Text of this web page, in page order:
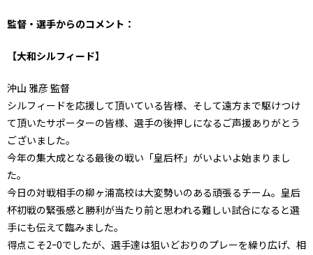
監督・選手からのコメント：
【大和シルフィード】
沖山 雅彦 監督
シルフィードを応援して頂いている皆様、そして遠方まで駆けつけ
て頂いたサポーターの皆様、選手の後押しになるご声援ありがとう
ございました。
今年の集大成となる最後の戦い「皇后杯」がいよいよ始まりまし
た。
今日の対戦相手の柳ヶ浦高校は大変勢いのある頑張るチーム。皇后
杯初戦の緊張感と勝利が当たり前と思われる難しい試合になると選
手にも伝えて臨みました。
得点こそ2ｰ0でしたが、選手達は狙いどおりのプレーを繰り広げ、相